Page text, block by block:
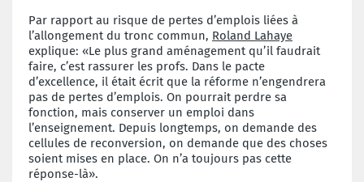
Par rapport au risque de pertes d’emplois liées à
l’allongement du tronc commun, Roland Lahaye
explique: «Le plus grand aménagement qu’il faudrait
faire, c’est rassurer les profs. Dans le pacte
d’excellence, il était écrit que la réforme n’engendrera
pas de pertes d’emplois. On pourrait perdre sa
fonction, mais conserver un emploi dans
l’enseignement. Depuis longtemps, on demande des
cellules de reconversion, on demande que des choses
soient mises en place. On n’a toujours pas cette
réponse-là».